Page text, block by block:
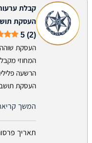
קבלת
העסקת
5 (2)
העסקת
המחוזי
הרשעה
העסקת
המשך
תאריך